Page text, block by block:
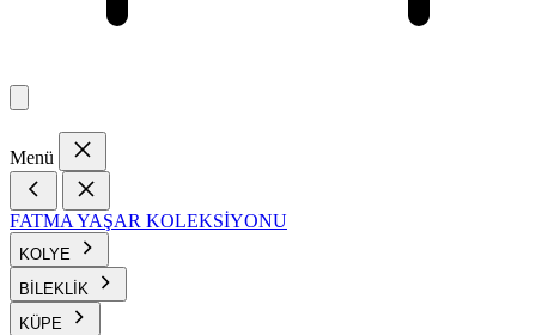
Menü
FATMA YAŞAR KOLEKSİYONU
KOLYE
BİLEKLİK
KÜPE